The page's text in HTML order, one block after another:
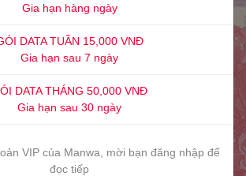
Gia hạn hàng ngày
DATA TUẦN 15,000 VNĐ
Gia hạn sau 7 ngày
DATA THÁNG 50,000 VNĐ
Gia hạn sau 30 ngày
VIP của Manwa, mời bạn đăng nhập để
đọc tiếp